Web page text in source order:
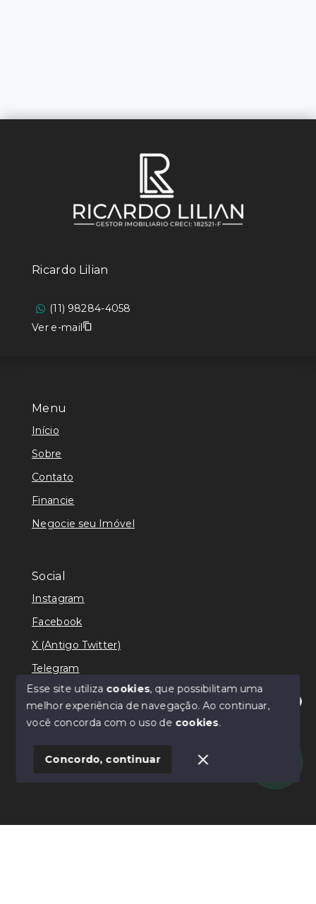
Olá! Estamos disponíveis para te ajudar.
Menu
Início
Sobre
Contato
Financie
Negocie seu Imóvel
Social
Instagram
Facebook
X (Antigo Twitter)
Telegram
© Copyright 2026 - Ricardo Lilian - Todos os direitos
SITE PARA IMOBILIARIA
Ricardo Lilian
(11) 98284-4058
Ver e-mail
Esse site utiliza cookies, que possibilitam uma
melhor experiência de navegação.Ao continuar,
você concorda com o uso de cookies.
Concordo, continuar